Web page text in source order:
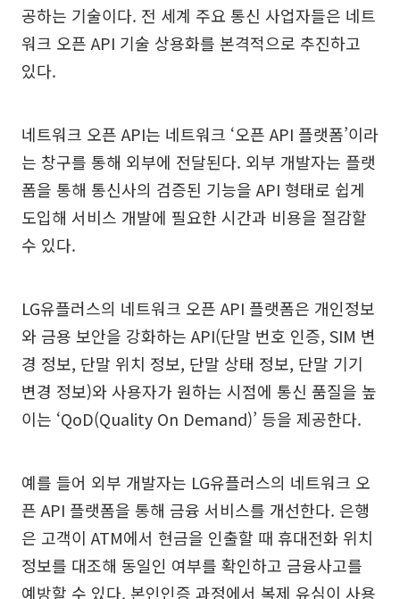
공하는 기술이다. 전 세계 주요 통신 사업자들은 네트
워크 오픈 API 기술 상용화를 본격적으로 추진하고
있다.
네트워크 오픈 API는 네트워크 ‘오픈 API 플랫폼’이라
는 창구를 통해 외부에 전달된다. 외부 개발자는 플랫
폼을 통해 통신사의 검증된 기능을 API 형태로 쉽게
도입해 서비스 개발에 필요한 시간과 비용을 절감할
수 있다.
LG유플러스의 네트워크 오픈 API 플랫폼은 개인정보
와 금용 보안을 강화하는 API(단말 번호 인증, SIM 변
경 정보, 단말 위치 정보, 단말 상태 정보, 단말 기기
변경 정보)와 사용자가 원하는 시점에 통신 품질을 높
이는 ‘QoD(Quality On Demand)’ 등을 제공한다.
예를 들어 외부 개발자는 LG유플러스의 네트워크 오
픈 API 플랫폼을 통해 금융 서비스를 개선한다. 은행
은 고객이 ATM에서 현금을 인출할 때 휴대전화 위치
정보를 대조해 동일인 여부를 확인하고 금융사고를
예방할 수 있다. 본인인증 과정에서 복제 유심이 사용